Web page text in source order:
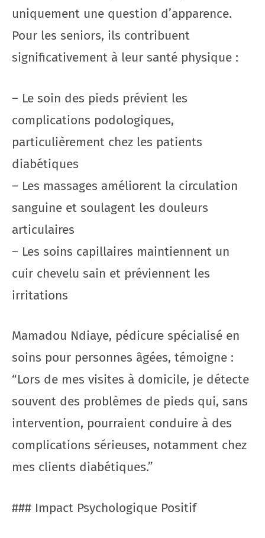
uniquement une question d’apparence.
Pour les seniors, ils contribuent
significativement à leur santé physique :
– Le soin des pieds prévient les
complications podologiques,
particulièrement chez les patients
diabétiques
– Les massages améliorent la circulation
sanguine et soulagent les douleurs
articulaires
– Les soins capillaires maintiennent un
cuir chevelu sain et préviennent les
irritations
Mamadou Ndiaye, pédicure spécialisé en
soins pour personnes âgées, témoigne :
“Lors de mes visites à domicile, je détecte
souvent des problèmes de pieds qui, sans
intervention, pourraient conduire à des
complications sérieuses, notamment chez
mes clients diabétiques.”
### Impact Psychologique Positif